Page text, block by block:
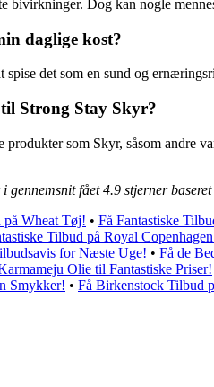
bivirkninger. Dog kan nogle
daglige kost?
det som en sund og
Strong Stay Skyr?
produkter som Skyr, såsom
gennemsnit fået4.9 stjerner
på Wheat Tøj! • Få Fantastiske
Tilbud på Royal
for Næste Uge! • Få de
Olie til Fantastiske Priser!
Smykker! • Få Birkenstock Tilbud